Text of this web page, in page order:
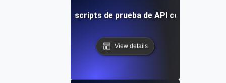
Optimizando scripts de prueba de API con Playwright
View details